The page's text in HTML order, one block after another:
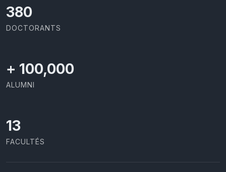
403
DOCTORANTS
+ 100,000
ALUMNI
13
FACULTÉS